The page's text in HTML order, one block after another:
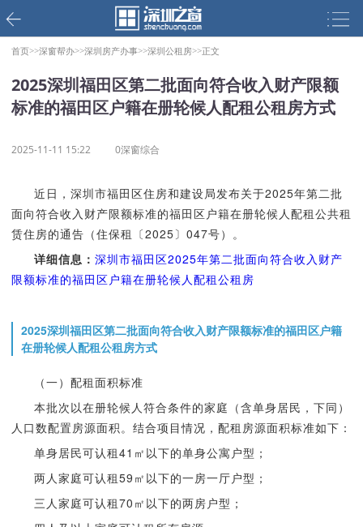
首页>>深窗帮办>>深圳房产办事>>深圳公租房>>正文
2025深圳福田区第二批面向符合收入财产限额
标准的福田区户籍在册轮候人配租公租房方式
2025-11-11 15:22 0深窗综合
近日，深圳市福田区住房和建设局发布关于2025年第二批
面向符合收入财产限额标准的福田区户籍在册轮候人配租公共租
赁住房的通告（住保租〔2025〕047号）。
详细信息： 深圳市福田区2025年第二批面向符合收入财产
限额标准的福田区户籍在册轮候人配租公租房
2025深圳福田区第二批面向符合收入财产限额标准的福田区户籍
在册轮候人配租公租房方式
（一）配租面积标准
本批次以在册轮候人符合条件的家庭（含单身居民，下同）
人口数配置房源面积。结合项目情况，配租房源面积标准如下：
单身居民可认租41㎡以下的单身公寓户型；
两人家庭可认租59㎡以下的一房一厅户型；
三人家庭可认租70㎡以下的两房户型；